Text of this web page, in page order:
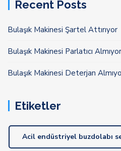
Recent Posts
Bulaşık Makinesi Şartel Attırıyor
Bulaşık Makinesi Parlatıcı Almıyor
Bulaşık Makinesi Deterjan
Etiketler
Acil endüstriyel buzdolabı